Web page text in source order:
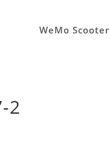
WeMo Scooter
2